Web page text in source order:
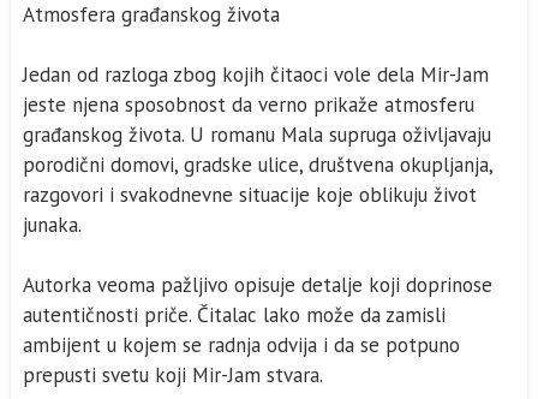
Atmosfera građanskog života
Jedan od razloga zbog kojih čitaoci vole dela Mir-Jam
jeste njena sposobnost da verno prikaže atmosferu
građanskog života. U romanu Mala supruga oživljavaju
porodični domovi, gradske ulice, društvena okupljanja,
razgovori i svakodnevne situacije koje oblikuju život
junaka.
Autorka veoma pažljivo opisuje detalje koji doprinose
autentičnosti priče. Čitalac lako može da zamisli
ambijent u kojem se radnja odvija i da se potpuno
prepusti svetu koji Mir-Jam stvara.